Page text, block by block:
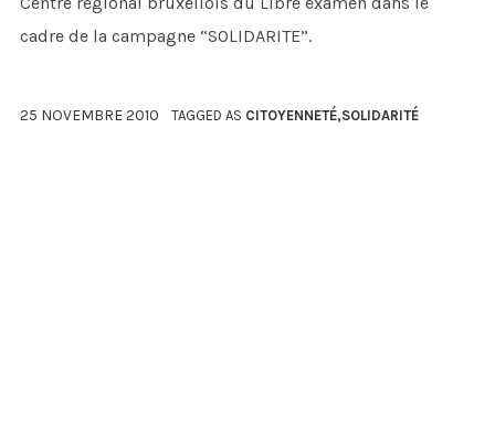
cadre de la campagne “SOLIDARITE”.
25 NOVEMBRE 2010 TAGGED AS CITOYENNETÉ,SOLIDARITÉ